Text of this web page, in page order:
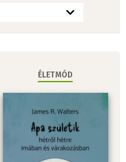
ÉLETMÓD